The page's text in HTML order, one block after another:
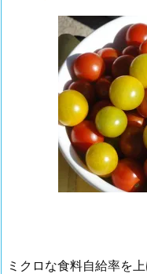
ミクロな食料自給率を